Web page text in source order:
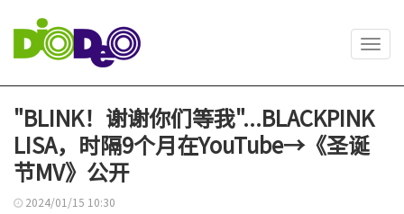
"BLINK！谢谢你们等我"...BLACKPINK
LISA，时隔9个月在YouTube→《圣诞
节MV》公开
2024/01/15 10:30